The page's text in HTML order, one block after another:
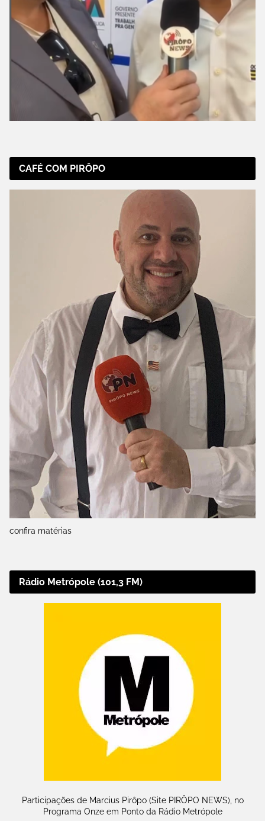
CAFÉ COM PIRÔPO
confira matérias
Rádio Metrópole (101,3 FM)
Participações de Marcius Pirôpo (Site PIRÔPO NEWS), no
Programa Onze em Ponto da Rádio Metrópole